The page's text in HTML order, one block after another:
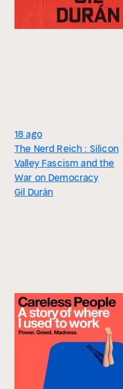
18 ago
The Nerd Reich : Silicon
Valley Fascism and the
War on Democracy
Gil Durán